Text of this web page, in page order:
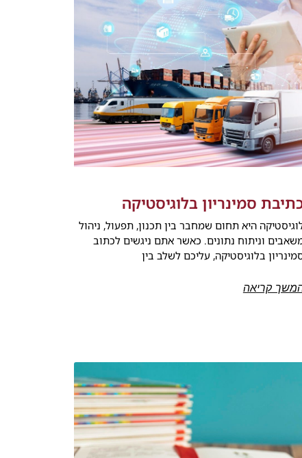
סמינריון בלוגיסטיקה
היא תחום שמחבר בין תכנון, תפעול, ניהול
וניתוח נתונים. כאשר אתם ניגשים לכתוב
בלוגיסטיקה, עליכם לשלב בין
קריאה